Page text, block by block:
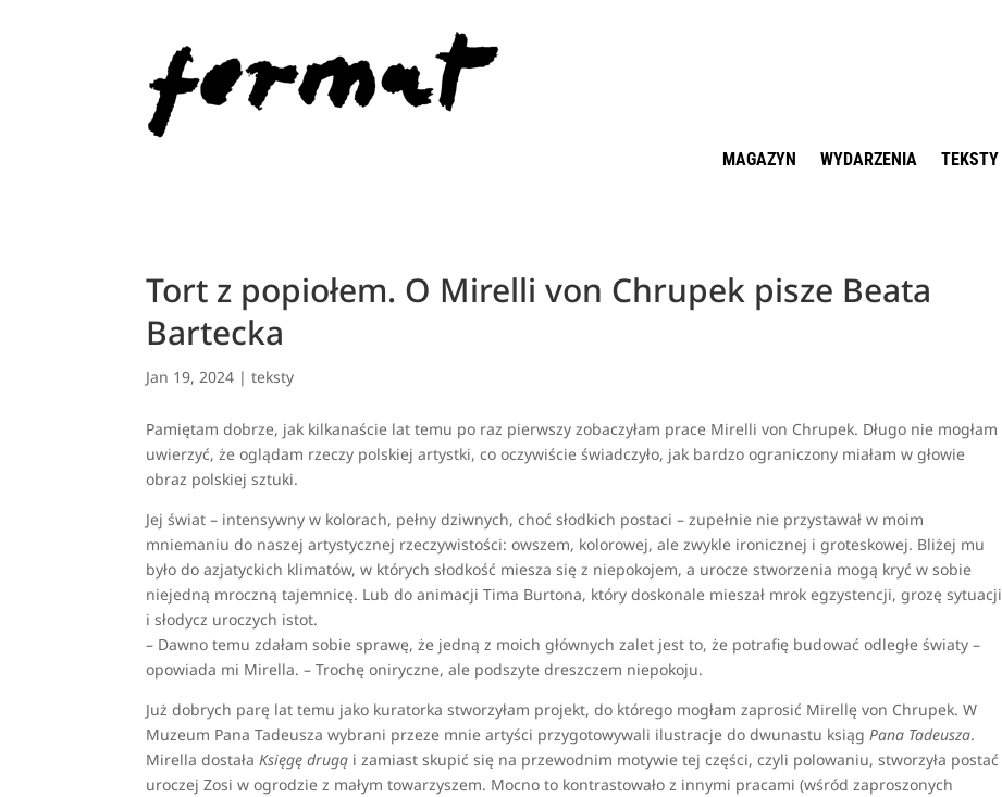
MAGAZYN WYDARZENIA TEKSTY
Tort z popiołem. O Mirelli von Chrupek pisze Beata
Bartecka
Jan 19, 2024 |teksty
Pamiętam dobrze, jak kilkanaście lat temu po raz pierwszy zobaczyłam prace Mirelli von Chrupek. Długo nie mogłam
uwierzyć, że oglądam rzeczy polskiej artystki, co oczywiście świadczyło, jak bardzo ograniczony miałam w głowie
obraz polskiej sztuki.
Jej świat – intensywny w kolorach, pełny dziwnych, choć słodkich postaci – zupełnie nie przystawał w moim
mniemaniu do naszej artystycznej rzeczywistości: owszem, kolorowej, ale zwykle ironicznej i groteskowej. Bliżej mu
było do azjatyckich klimatów, w których słodkość miesza się z niepokojem, a urocze stworzenia mogą kryć w sobie
niejedną mroczną tajemnicę. Lub do animacji Tima Burtona, który doskonale mieszał mrok egzystencji, grozę sytuacji
i słodycz uroczych istot.
– Dawno temu zdałam sobie sprawę, że jedną z moich głównych zalet jest to, że potrafię budować odległe światy –
opowiada mi Mirella. – Trochę oniryczne, ale podszyte dreszczem niepokoju.
Już dobrych parę lat temu jako kuratorka stworzyłam projekt, do którego mogłam zaprosić Mirellę von Chrupek. W
Muzeum Pana Tadeusza wybrani przeze mnie artyści przygotowywali ilustracje do dwunastu ksiąg Pana Tadeusza.
Mirella dostała Księgę drugą i zamiast skupić się na przewodnim motywie tej części, czyli polowaniu, stworzyła postać
uroczej Zosi w ogrodzie z małym towarzyszem. Mocno to kontrastowało z innymi pracami (wśród zaproszonych